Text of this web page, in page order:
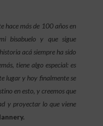
hace más de 100 años en
bisabuelo y que sigue
acá siempre ha sido
tiene algo especial: es
lugar y hoy finalmente se
en esto, y creemos que
y proyectar lo que viene